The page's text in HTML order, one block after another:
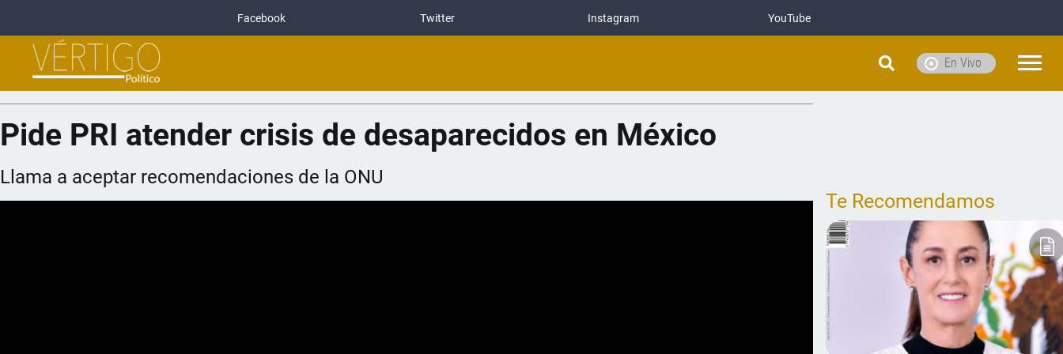
Facebook Twitter Instagram YouTube
En Vivo
Pide PRI atender crisis de desaparecidos en México
Llama a aceptar recomendaciones de la ONU
Te Recomendamos